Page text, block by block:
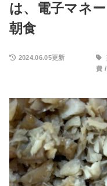
は、電子マネ
朝食
2024.06.05更新
費 /